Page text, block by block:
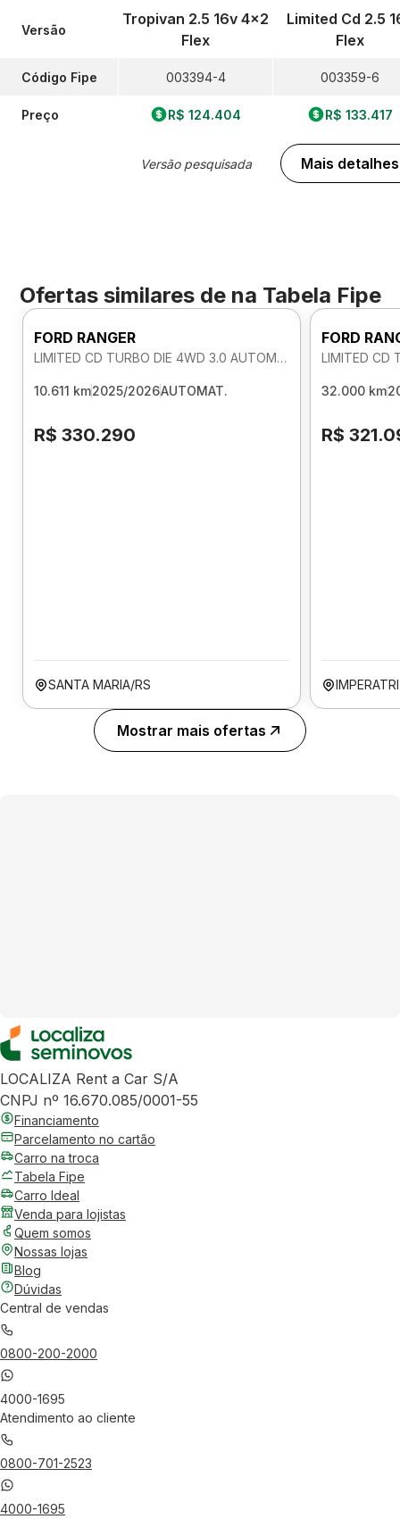
Versão
Código Fipe
Preço
Tropivan 2.5 16v 4x2
Flex
003394-4
R$ 124.404
Versão pesquisada
Limited Cd 2.5
Flex
003359-6
R$ 133.417
Mais detalhes
Ofertas similares de na Tabela Fipe
FORD RANGER
LIMITED CD TURBO DIE 4WD 3.0 AUTOMATICO
10.611 km2025/2026AUTOMAT.
R$ 330.290
SANTA MARIA/RS
FORD
32.000 km
R$
Mostrar mais ofertas
LOCALIZA Rent a Car S/A
CNPJ nº 16.670.085/0001-55
Financiamento
Parcelamento no cartão
Carro na troca
Tabela Fipe
Carro Ideal
Venda para lojistas
Quem somos
Nossas lojas
Blog
Dúvidas
Central de vendas
0800-200-2000
4000-1695
Atendimento ao cliente
0800-701-2523
4000-1695